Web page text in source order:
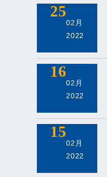
25
02月
2022
16
02月
2022
15
02月
2022